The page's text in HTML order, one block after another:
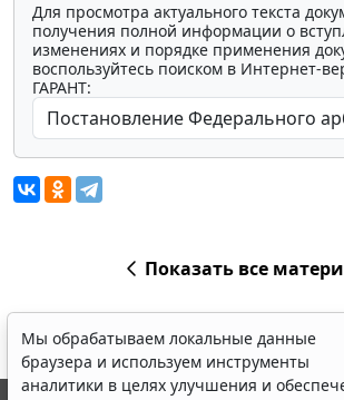
Для просмотра актуального текста
получения полной информации о
изменениях и порядке применения
воспользуйтесь поиском в Интернет-
ГАРАНТ:
Показать все
Мы обрабатываем локальные данные
браузера и используем инструменты
аналитики в целях улучшения и